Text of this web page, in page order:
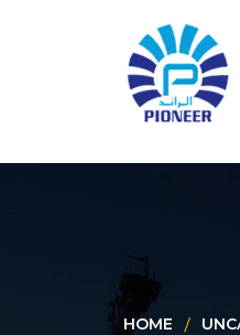
HOME